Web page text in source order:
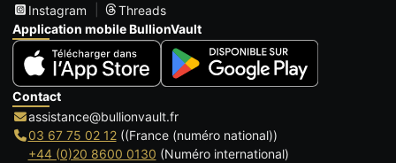
Instagram
Threads
Application mobile BullionVault
Contact
assistance@bullionvault.fr
03 67 75 02 12((France (numéro national))
+44 (0)20 8600 0130 (Numéro international)